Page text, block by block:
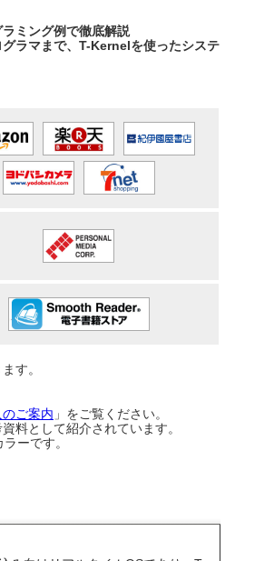
ミング例で徹底解説
ラマまで、T-Kernelを使ったシステ
す。
ご案内 」をご覧ください。
料として紹介されています。
ーです。